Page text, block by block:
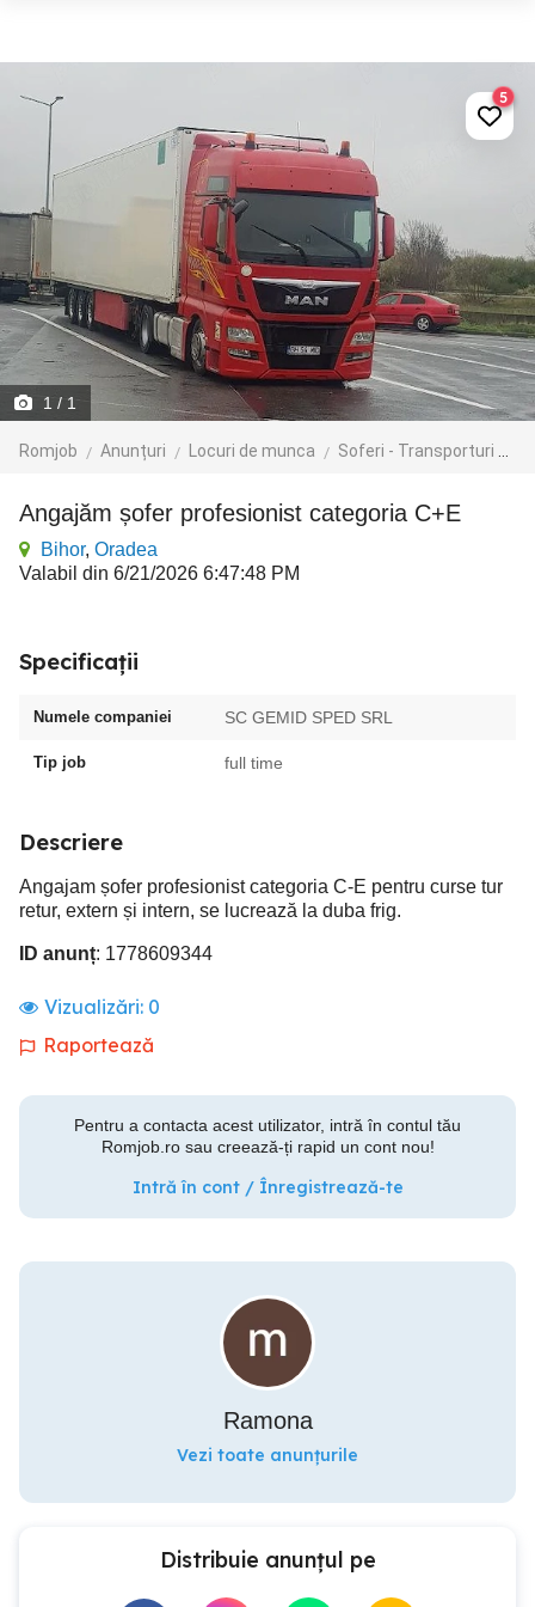
1/ 1
Romjob Anunțuri Locuri de munca Soferi - Transporturi
5
Angajăm șofer profesionist categoria C+E
Bihor, Oradea
Valabil din 6/21/2026 6:47:48 PM
Specificații
Numele companiei SC GEMID SPED SRL
Tip job full time
Descriere
Angajam șofer profesionist categoria C-E pentru curse tur
retur, extern și intern, se lucrează la duba frig.
ID anunț: 1778609344
Vizualizări: 0
Raportează
Pentru a contacta acest utilizator, intră în contul tău
Romjob.ro sau creează-ți rapid un cont nou!
Intră în cont / Înregistrează-te
Ramona
Vezi toate anunțurile
Distribuie anunțul pe